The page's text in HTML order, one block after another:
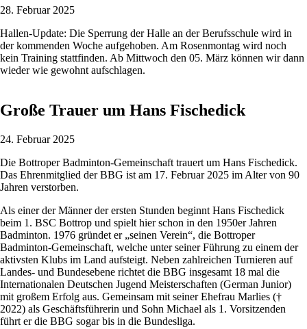
28. Februar 2025
Hallen-Update: Die Sperrung der Halle an der Berufsschule wird in
der kommenden Woche aufgehoben. Am Rosenmontag wird noch
kein Training stattfinden. Ab Mittwoch den 05. März können wir dann
wieder wie gewohnt aufschlagen.
Große Trauer um Hans Fischedick
24. Februar 2025
Die Bottroper Badminton-Gemeinschaft trauert um Hans Fischedick.
Das Ehrenmitglied der BBG ist am 17. Februar 2025 im Alter von 90
Jahren verstorben.
Als einer der Männer der ersten Stunden beginnt Hans Fischedick
beim 1. BSC Bottrop und spielt hier schon in den 1950er Jahren
Badminton. 1976 gründet er „seinen Verein“, die Bottroper
Badminton-Gemeinschaft, welche unter seiner Führung zu einem der
aktivsten Klubs im Land aufsteigt. Neben zahlreichen Turnieren auf
Landes- und Bundesebene richtet die BBG insgesamt 18 mal die
Internationalen Deutschen Jugend Meisterschaften (German Junior)
mit großem Erfolg aus. Gemeinsam mit seiner Ehefrau Marlies (†
2022) als Geschäftsführerin und Sohn Michael als 1. Vorsitzenden
führt er die BBG sogar bis in die Bundesliga.